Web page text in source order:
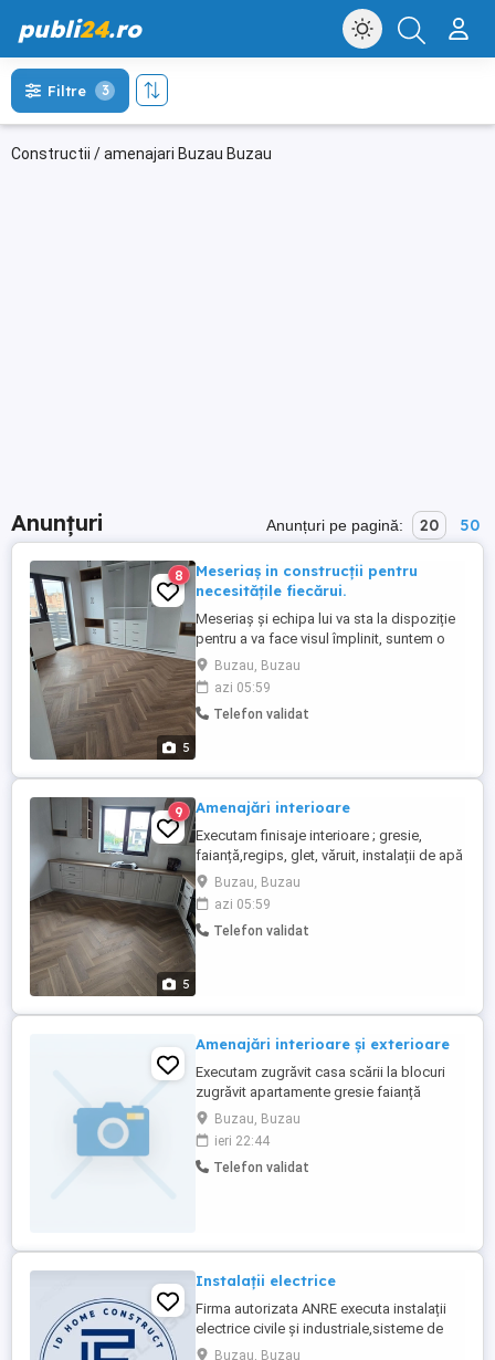
publi24.ro
Constructii / amenajari Buzau Buzau
Filtre 3
Anunțuri Anunțuri pe pagină: 20 50
5
8
Meseriaș in construcții pentru
necesitățile fiecărui.
Meseriaș și echipa lui va sta la dispoziție
pentru a va face visul împlinit, suntem o
echipă de 5 persoane cu PFA,care ne
ocupăm de casa dumneavoastră.Daca
aveți nevoie de un meseriaș nu ezitați să
mă contactați.
Buzau, Buzau
azi 05:59
Telefon validat
5
9 Amenajări interioare
Executam finisaje interioare ; gresie,
faianță,regips, glet, văruit, instalații de apă
și electrice, parchet și tot ce aparține de o
casă făcută cu bun gust,,,,nu ezita sa mă
contactezi fara nici un cost.
Buzau, Buzau
azi 05:59
Telefon validat
Amenajări interioare și exterioare
Executam zugrăvit casa scării la blocuri
zugrăvit apartamente gresie faianță
polistiren mici reparatii glafuri etc la
preturi negociabile la fata locului tel buzau
Buzau, Buzau
ieri 22:44
Telefon validat
Instalații electrice
Firma autorizata ANRE executa instalații
electrice civile și industriale,sisteme de
paratrasnet și impamintari
Buzau, Buzau